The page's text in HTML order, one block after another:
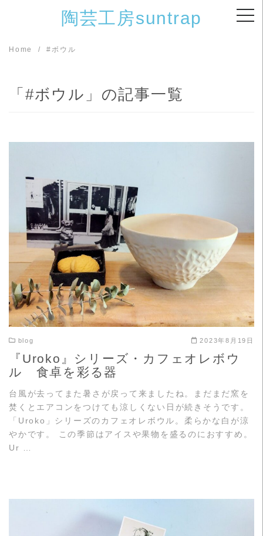
陶芸工房suntrap
Home #ボウル
「#ボウル」の記事一覧
READ MORE
blog 2023年8月19日
『Uroko』シリーズ・カフェオレボウ
ル 食卓を彩る器
台風が去ってまた暑さが戻って来ましたね。まだまだ窯を
焚くとエアコンをつけても涼しくない日が続きそうです。
「Uroko」シリーズのカフェオレボウル。柔らかな白が涼
やかです。 この季節はアイスや果物を盛るのにおすすめ。
Ur …